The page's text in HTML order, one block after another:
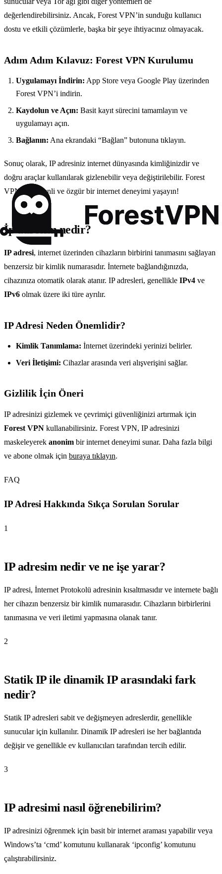
değerlendirebilirsiniz. Ancak, Forest VPN’in sunduğu kullanıcı
dostu ve etkili çözümlerle, başka bir şeye ihtiyacınız olmayacak.
Adım Adım Kılavuz: Forest VPN Kurulumu
Uygulamayı İndirin: App Store veya Google Play üzerinden
Forest VPN’i indirin.
Kaydolun ve Açın: Basit kayıt sürecini tamamlayın ve
uygulamayı açın.
Bağlanın: Ana ekrandaki “Bağlan” butonuna tıklayın.
Sonuç olarak, IP adresiniz internet dünyasında kimliğinizdir ve
doğru araçlar kullanılarak gizlenebilir veya değiştirilebilir. Forest
VPN ile güvenli ve özgür bir internet deneyimi yaşayın!
İp adresim nedir?
IP adresi, internet üzerinden cihazların birbirini tanımasını sağlayan
benzersiz bir kimlik numarasıdır. İnternete bağlandığınızda,
cihazınıza otomatik olarak atanır. IP adresleri, genellikle IPv4 ve
IPv6 olmak üzere iki türe ayrılır.
IP Adresi Neden Önemlidir?
Kimlik Tanımlama: İnternet üzerindeki yerinizi belirler.
Veri İletişimi: Cihazlar arasında veri alışverişini sağlar.
Gizlilik İçin Öneri
IP adresinizi gizlemek ve çevrimiçi güvenliğinizi artırmak için
Forest VPN kullanabilirsiniz. Forest VPN, IP adresinizi
maskeleyerek anonim bir internet deneyimi sunar. Daha fazla bilgi
ve abone olmak için buraya tıklayın.
FAQ
IP Adresi Hakkında Sıkça Sorulan Sorular
1
IP adresim nedir ve ne işe yarar?
IP adresi, İnternet Protokolü adresinin kısaltmasıdır ve internete bağlı
her cihazın benzersiz bir kimlik numarasıdır. Cihazların birbirlerini
tanımasına ve veri iletimi yapmasına olanak tanır.
2
Statik IP ile dinamik IP arasındaki fark
nedir?
Statik IP adresleri sabit ve değişmeyen adreslerdir, genellikle
sunucular için kullanılır. Dinamik IP adresleri ise her bağlantıda
değişir ve genellikle ev kullanıcıları tarafından tercih edilir.
3
IP adresimi nasıl öğrenebilirim?
IP adresinizi öğrenmek için basit bir internet araması yapabilir veya
Windows’ta ‘cmd’ komutunu kullanarak ‘ipconfig’ komutunu
çalıştırabilirsiniz.